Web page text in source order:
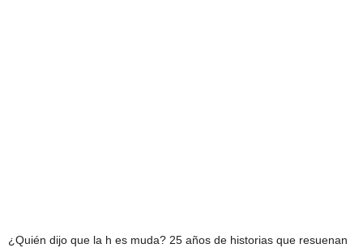
¿Quién dijo que la h es muda? 25 años de historias que resuenan